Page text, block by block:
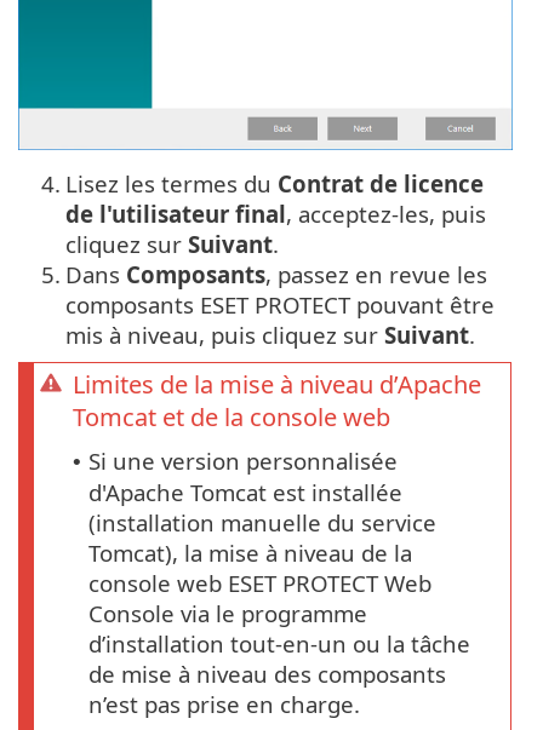
4. Lisez les termes du Contrat de licence
de l'utilisateur final, acceptez-les, puis
cliquez sur Suivant.
5. Dans Composants, passez en revue les
composants ESET PROTECT pouvant être
mis à niveau, puis cliquez sur Suivant.
Limites de la mise à niveau d’Apache
Tomcat et de la console web
• Si une version personnalisée
d'Apache Tomcat est installée
(installation manuelle du service
Tomcat), la mise à niveau de la
console web ESET PROTECT Web
Console via le programme
d’installation tout-en-un ou la tâche
de mise à niveau des composants
n’est pas prise en charge.